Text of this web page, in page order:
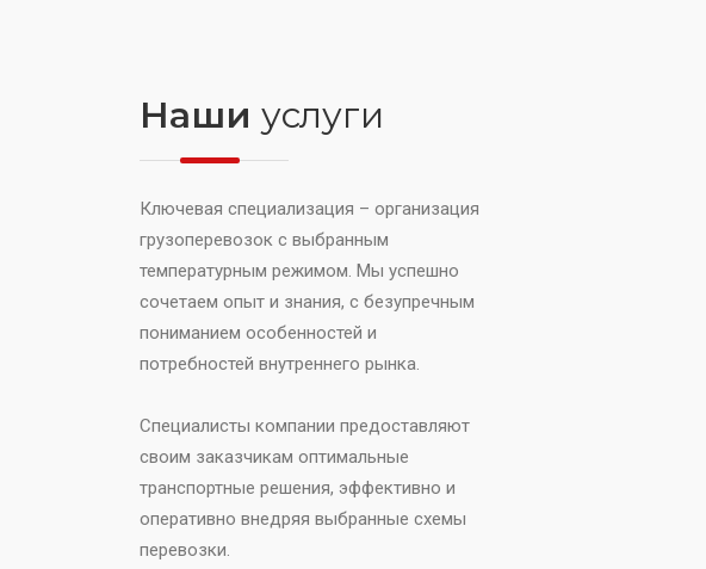
Наши услуги
Ключевая специализация – организация
грузоперевозок с выбранным
температурным режимом. Мы успешно
сочетаем опыт и знания, с безупречным
пониманием особенностей и
потребностей внутреннего рынка.
Специалисты компании предоставляют
своим заказчикам оптимальные
транспортные решения, эффективно и
оперативно внедряя выбранные схемы
перевозки.